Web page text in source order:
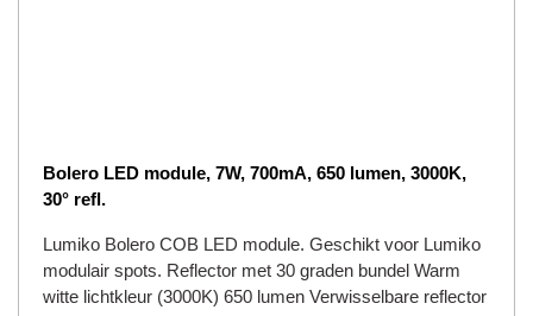
Bolero LED module, 7W, 700mA, 650 lumen, 3000K,
30° refl.
Lumiko Bolero COB LED module. Geschikt voor Lumiko
modulair spots. Reflector met 30 graden bundel Warm
witte lichtkleur (3000K) 650 lumen Verwisselbare reflector